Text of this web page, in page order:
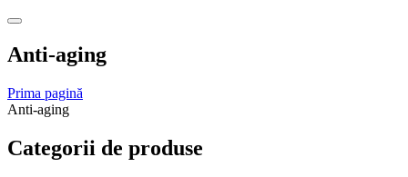
Anti-aging
Prima pagină
Anti-aging
Categorii de produse